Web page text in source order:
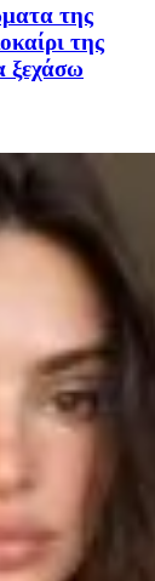
της
της
ξεχάσω